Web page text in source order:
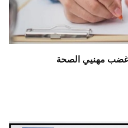
غضب مهنيي الصحة